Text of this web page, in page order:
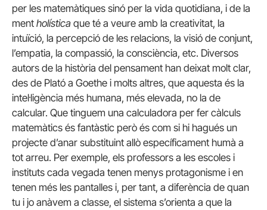
per les matemàtiques sinó per la vida quotidiana, i de la
ment holística que té a veure amb la creativitat, la
intuïció, la percepció de les relacions, la visió de conjunt,
l’empatia, la compassió, la consciència, etc. Diversos
autors de la història del pensament han deixat molt clar,
des de Plató a Goethe i molts altres, que aquesta és la
intel·ligència més humana, més elevada, no la de
calcular. Que tinguem una calculadora per fer càlculs
matemàtics és fantàstic però és com si hi hagués un
projecte d’anar substituint allò específicament humà a
tot arreu. Per exemple, els professors a les escoles i
instituts cada vegada tenen menys protagonisme i en
tenen més les pantalles i, per tant, a diferència de quan
tu i jo anàvem a classe, el sistema s’orienta a que la